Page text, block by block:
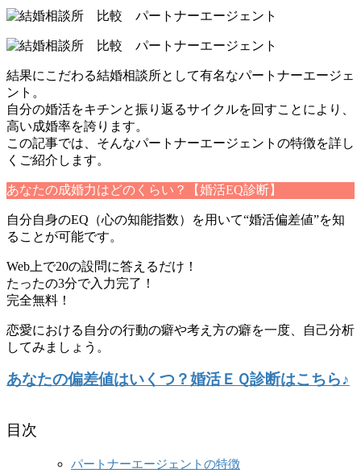
結果にこだわる結婚相談所として有名なパートナーエージェ
ント。
自分の婚活をキチンと振り返るサイクルを回すことにより、
高い成婚率を誇ります。
この記事では、そんなパートナーエージェントの特徴を詳し
くご紹介します。
あなたの成婚力はどのくらい？【婚活EQ診断】
自分自身のEQ（心の知能指数）を用いて“婚活偏差値”を知
ることが可能です。
Web上で20の設問に答えるだけ！
たったの3分で入力完了！
完全無料！
恋愛における自分の行動の癖や考え方の癖を一度、自己分析
してみましょう。
あなたの偏差値はいくつ？婚活ＥＱ診断はこちら♪
目次
パートナーエージェントの特徴